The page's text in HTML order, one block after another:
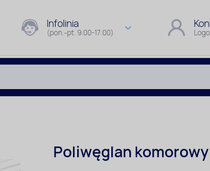
Infolinia
(pon.-pt. 9:00-17:00)
Poliwęglan